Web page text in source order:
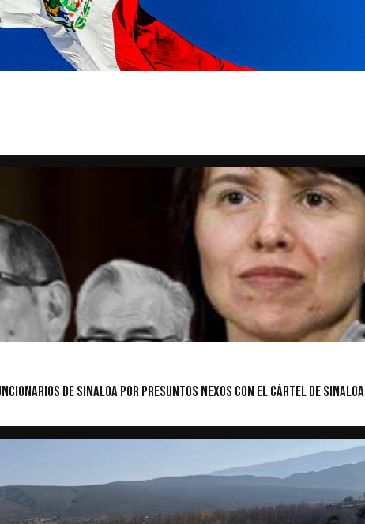
de Sinaloa por presuntos nexos con el Cártel de Sinaloa